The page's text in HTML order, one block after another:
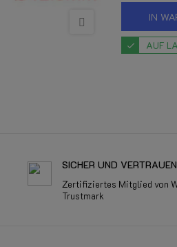
IN
AUF
SICHER UND
Zertifiziertes Mitglied von
Trustmark